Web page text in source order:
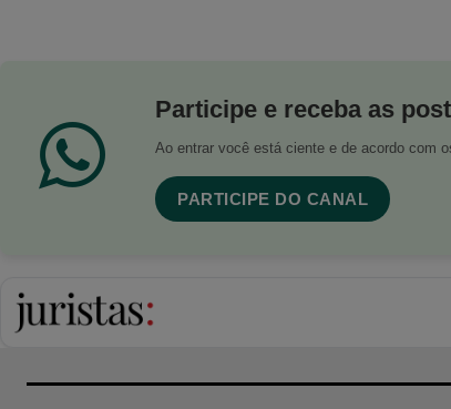
Participe e receba as
Ao entrar você está ciente e de acordo com
PARTICIPE DO CANAL